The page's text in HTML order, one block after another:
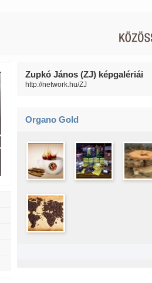
Zupkó János (ZJ) képgalériái
http://network.hu/ZJ
Organo Gold